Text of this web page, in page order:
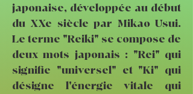
japonaise, développée au début
du XXe siècle par Mikao Usui.
Le terme "Reiki" se compose de
deux mots japonais : "Rei" qui
signifie "universel" et "Ki" qui
désigne l'énergie vitale qui